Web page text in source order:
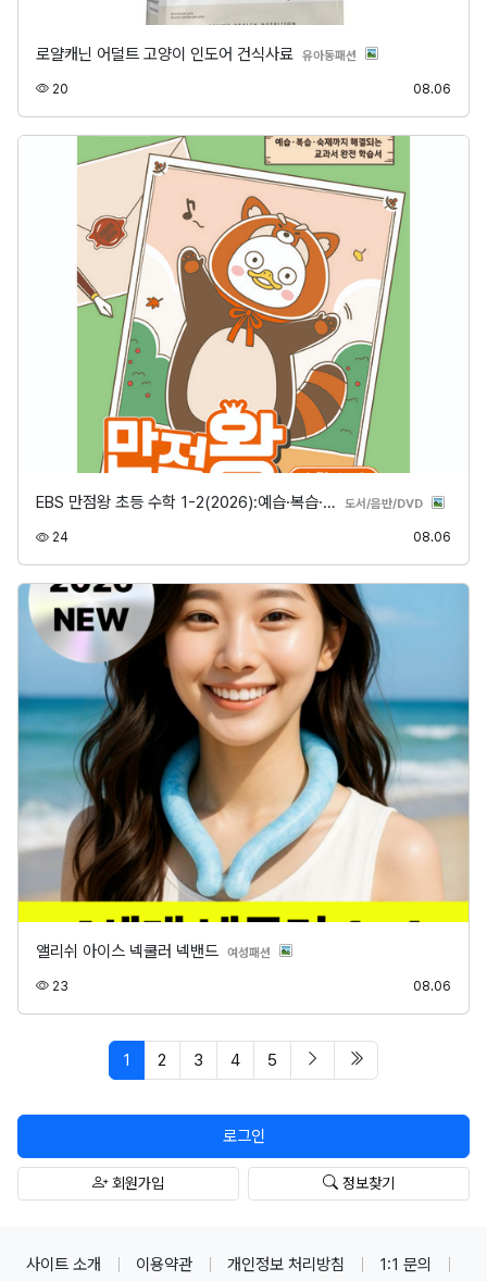
로얄캐닌 어덜트 고양이 인도어 건식사료 유아동패션 분류
20 08.06
EBS 만점왕 초등 수학 1-2(2026):예습·복습·… 도서/음반/DVD분류
24조회 08.06
앨리쉬 아이스 넥쿨러 넥밴드 여성패션 분류
23 08.06
1 페이지 현재
2 3 4 5 다음 페이지
로그인
회원가입 정보찾기
사이트 소개 이용약관 개인정보 처리방침
1:1 문의